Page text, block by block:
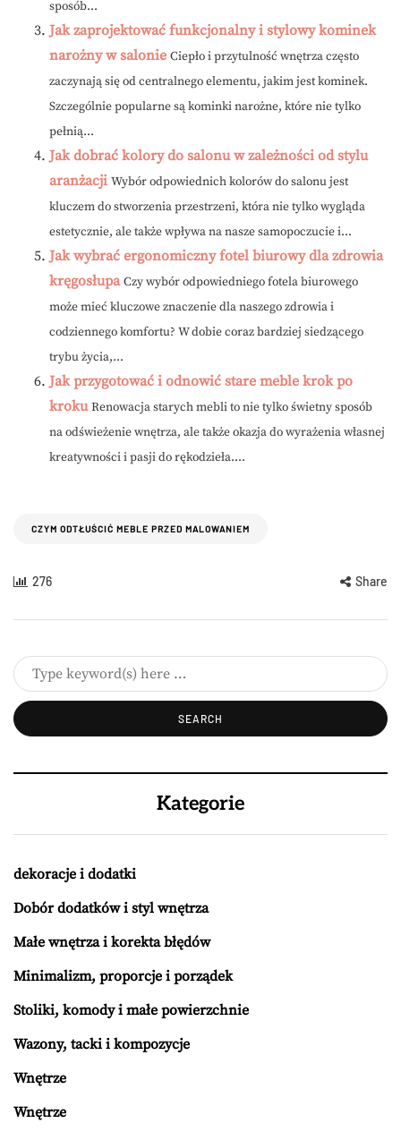
sposób...
Jak zaprojektować funkcjonalny i stylowy kominek
narożny w salonie Ciepło i przytulność wnętrza często
zaczynają się od centralnego elementu, jakim jest kominek.
Szczególnie popularne są kominki narożne, które nie tylko
pełnią...
Jak dobrać kolory do salonu w zależności od stylu
aranżacji Wybór odpowiednich kolorów do salonu jest
kluczem do stworzenia przestrzeni, która nie tylko wygląda
estetycznie, ale także wpływa na nasze samopoczucie i...
Jak wybrać ergonomiczny fotel biurowy dla zdrowia
kręgosłupa Czy wybór odpowiedniego fotela biurowego
może mieć kluczowe znaczenie dla naszego zdrowia i
codziennego komfortu? W dobie coraz bardziej siedzącego
trybu życia,...
Jak przygotować i odnowić stare meble krok po
kroku Renowacja starych mebli to nie tylko świetny sposób
na odświeżenie wnętrza, ale także okazja do wyrażenia własnej
kreatywności i pasji do rękodzieła....
CZYM ODTŁUŚCIĆ MEBLE PRZED MALOWANIEM
276 Share
Kategorie
dekoracje i dodatki
Dobór dodatków i styl wnętrza
Małe wnętrza i korekta błędów
Minimalizm, proporcje i porządek
Stoliki, komody i małe powierzchnie
Wazony, tacki i kompozycje
Wnętrze
Wnętrze